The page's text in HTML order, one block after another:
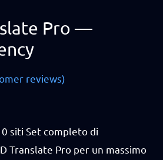
Pro —
reviews)
siti Set completo di
Translate Pro per un massimo